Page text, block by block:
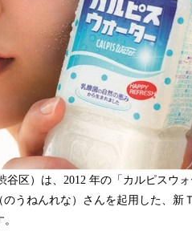
区）は、2012 年の「カルピスウ
うねんれな）さんを起用した、新